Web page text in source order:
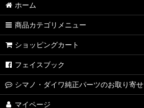
ホーム
商品カテゴリメニュー
ショッピングカート
フェイスブック
シマノ・ダイワ純正パーツのお取り寄せ
マイページ